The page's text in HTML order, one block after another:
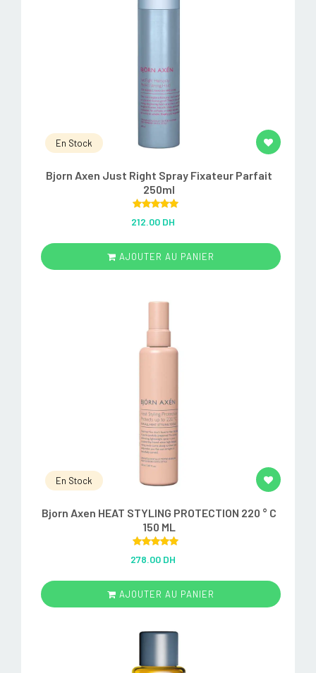
En Stock
Bjorn Axen Just Right Spray Fixateur Parfait
250ml
out of 5
212.00 DH
AJOUTER AU PANIER
En Stock
Bjorn Axen HEAT STYLING PROTECTION 220 ° C
150 ML
out of 5
278.00 DH
AJOUTER AU PANIER